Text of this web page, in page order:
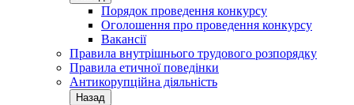
Порядок проведення конкурсу
Оголошення про проведення конкурсу
Вакансії
Правила внутрішнього трудового розпорядку
Правила етичної поведінки
Антикорупційна діяльність
Назад